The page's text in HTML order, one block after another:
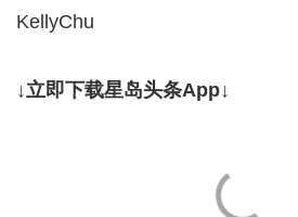
KellyChu
↓立即下载星岛头条App↓